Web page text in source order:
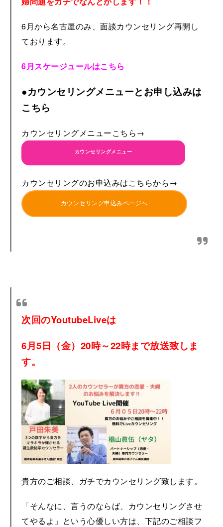
6月から名古屋のみ、面談カウンセリング再開し
ております。
6月スケージュールはこちら
●カウンセリングメニューとお申し込みは
こちら
カウンセリングメニューこちら→
カウンセリングメニュー
カウンセリングのお申込みはこちらから→
カウンセリング申込みページへ
次回のYoutubeLiveは
6月5日（金）20時～22時まで放送致しま
す。
貴方のご相談、ガチでカウンセリング致します。
「そんなに、言うのならば、カウンセリングさせ
てやるよ」という心優しい方は、下記のご相談フ